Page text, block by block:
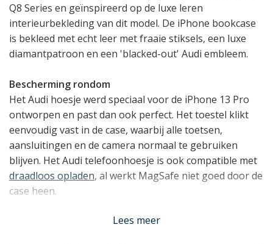
Q8 Series en geïnspireerd op de luxe leren
interieurbekleding van dit model. De iPhone bookcase
is bekleed met echt leer met fraaie stiksels, een luxe
diamantpatroon en een 'blacked-out' Audi embleem.
Bescherming rondom
Het Audi hoesje werd speciaal voor de iPhone 13 Pro
ontworpen en past dan ook perfect. Het toestel klikt
eenvoudig vast in de case, waarbij alle toetsen,
aansluitingen en de camera normaal te gebruiken
blijven. Het Audi telefoonhoesje is ook compatible met
draadloos opladen, al werkt MagSafe niet goed door de
case heen.
Hoogwaardige Bescherming
Lees meer